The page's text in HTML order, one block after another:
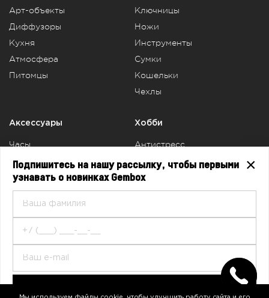
×
Подпишитесь на нашу рассылку, чтобы первыми
узнавать о новинках Gembox
Арт-объекты
Диффузоры
Кухня
Атмосфера
Питомцы
Ключницы
Ножи
Инструменты
Сумки
Кошельки
Чехлы
Аксессуары
Часы
Ремешки для часов
Уход за собой
Очки
Серьги
Браслеты
Заколки
Хобби
Антистресс
Головоломки
Пазлы
Шахматы
Telegram Vkontakte Rutube